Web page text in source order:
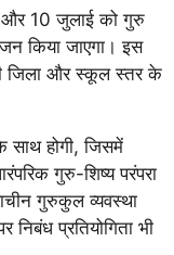
10 जुलाई को गुरु
किया जाएगा। इस
जिला और स्कूल स्तर के
होगी, जिसमें
गुरु-शिष्य परंपरा
गुरुकुल व्यवस्था
प्रतियोगिता भी